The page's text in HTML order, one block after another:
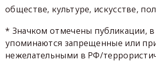
обществе, культуре, искусстве,
* Значком отмечены публикации,
упоминаются запрещенные или
нежелательными в РФ/